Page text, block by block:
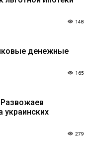
148
денежные
165
украинских
279